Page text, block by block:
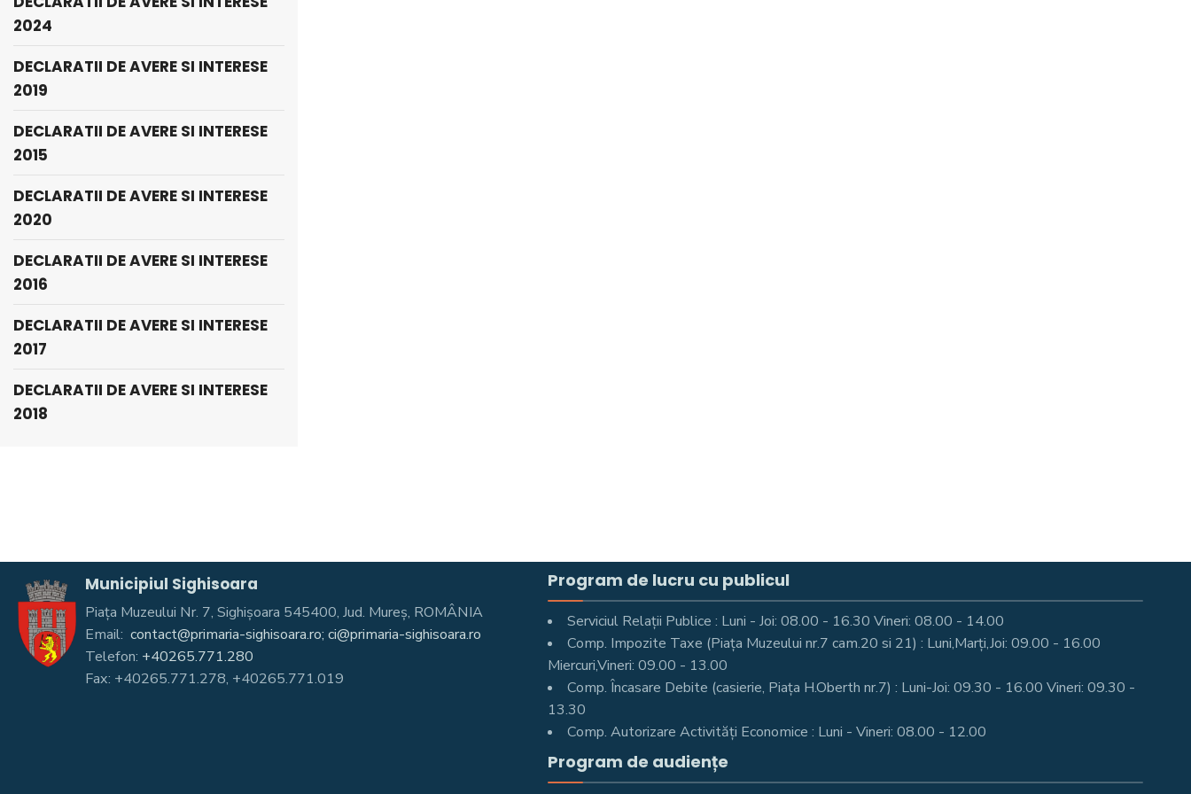
2024
DECLARATII DE AVERE SI INTERESE
2019
DECLARATII DE AVERE SI INTERESE
2015
DECLARATII DE AVERE SI INTERESE
2020
DECLARATII DE AVERE SI INTERESE
2016
DECLARATII DE AVERE SI INTERESE
2017
DECLARATII DE AVERE SI INTERESE
2018
Municipiul Sighisoara
Piața Muzeului Nr. 7, Sighişoara 545400, Jud. Mureş, ROMÂNIA
Email: contact@primaria-sighisoara.ro; ci@primaria-sighisoara.ro
Telefon: +40265.771.280
Fax: +40265.771.278, +40265.771.019
Program de lucru cu publicul
Serviciul Relații Publice : Luni - Joi: 08.00 - 16.30 Vineri: 08.00 - 14.00
Comp. Impozite Taxe (Piața Muzeului nr.7 cam.20 si 21) : Luni,Marți,Joi: 09.00 - 16.00
Miercuri,Vineri: 09.00 - 13.00
Comp. Încasare Debite (casierie, Piața H.Oberth nr.7) : Luni-Joi: 09.30 - 16.00 Vineri: 09.30 -
13.30
Comp. Autorizare Activități Economice : Luni - Vineri: 08.00 - 12.00
Program de audiențe